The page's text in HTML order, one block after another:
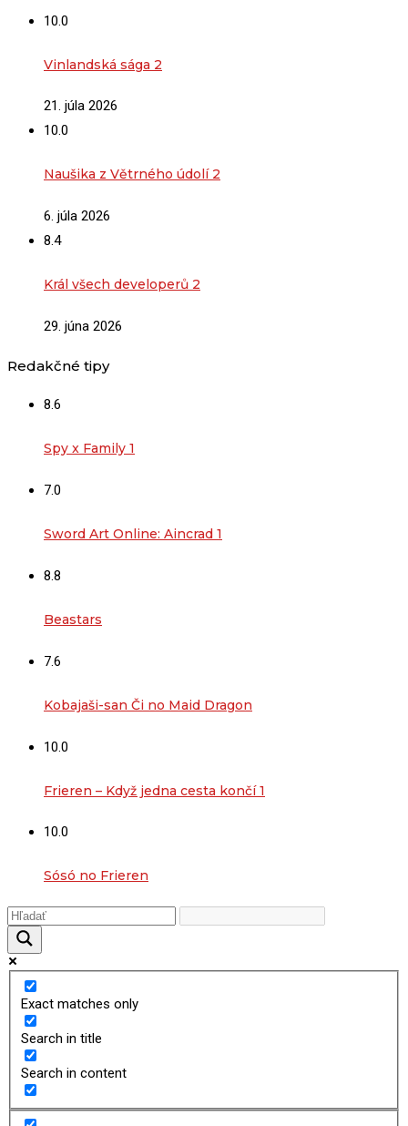
10.0
Vinlandská sága 2
21. júla 2026
10.0
Naušika z Větrného údolí 2
6. júla 2026
8.4
Král všech developerů 2
29. júna 2026
Redakčné tipy
8.6
Spy x Family 1
7.0
Sword Art Online: Aincrad 1
8.8
Beastars
7.6
Kobajaši-san Či no Maid Dragon
10.0
Frieren – Když jedna cesta končí 1
10.0
Sósó no Frieren
Exact matches only
Search in title
Search in content